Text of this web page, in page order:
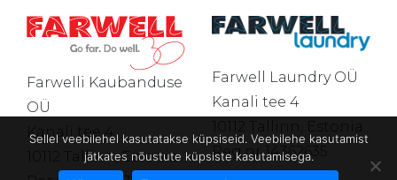
Farwelli Kaubanduse
OÜ
Kanali tee 4
10112 Tallinn, Estonia
Farwell Laundry OÜ
Kanali tee 4
Reg.nr 14362635
Тел.+372 602 4411
Sellel veebilehel kasutatakse küpsiseid. Veebilehe kasutamist
jätkates nõustute küpsiste kasutamisega.